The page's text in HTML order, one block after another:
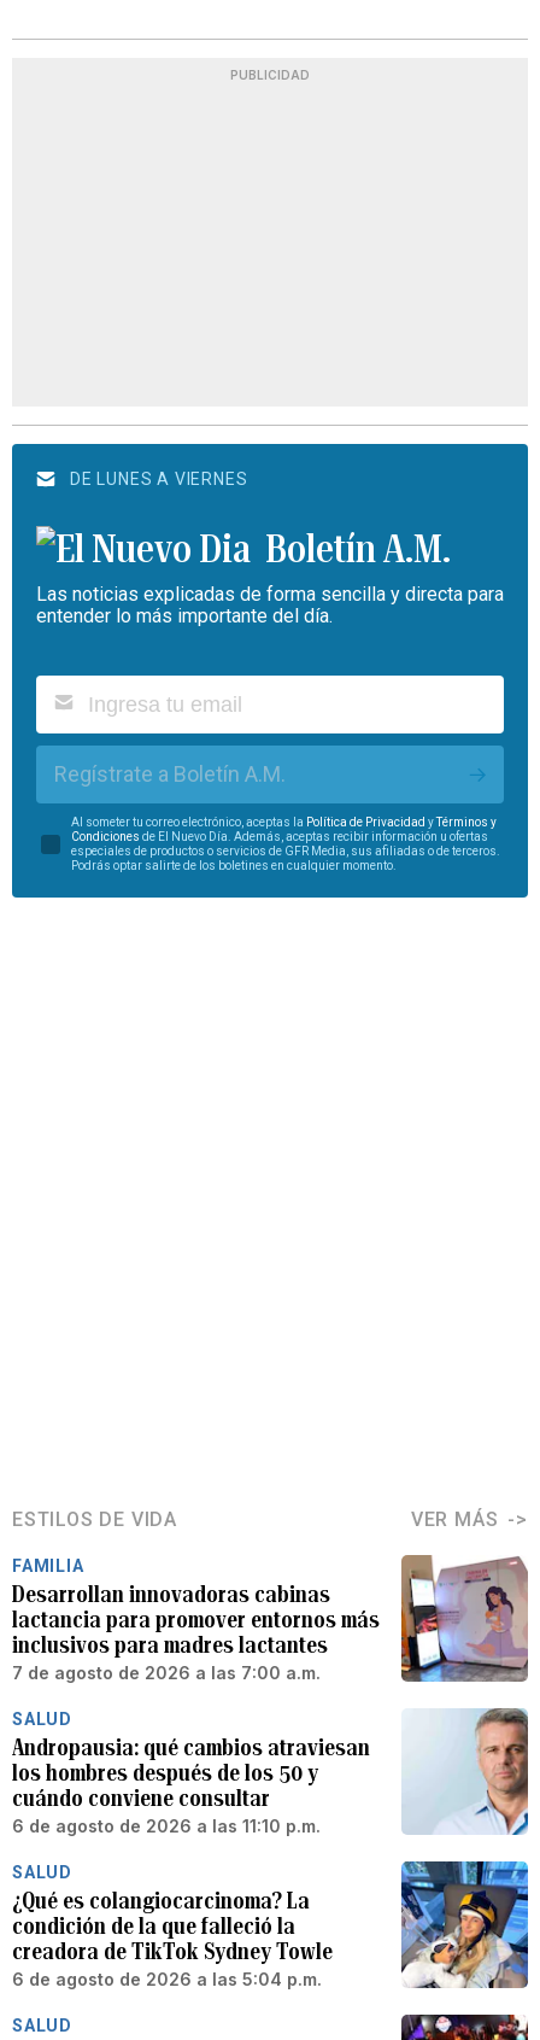
PUBLICIDAD
DE LUNES A VIERNES
Boletín A.M.
Las noticias explicadas de forma sencilla y directa para
entender lo más importante del día.
Regístrate a Boletín A.M.
Al someter tu correo electrónico, aceptas la Política de Privacidad yTérminos y
Condiciones de El Nuevo Día. Además, aceptas recibir información u ofertas
especiales de productos o servicios de GFR Media, sus afiliadas o de terceros.
Podrás optar salirte de los boletines en cualquier momento.
ESTILOS DE VIDA VER MÁS
FAMILIA
Desarrollan innovadoras cabinas
lactancia para promover entornos más
inclusivos para madres lactantes
7 de agosto de 2026 a las 7:00 a.m.
SALUD
Andropausia: qué cambios atraviesan
los hombres después de los 50 y
cuándo conviene consultar
6 de agosto de 2026 a las 11:10 p.m.
SALUD
¿Qué es colangiocarcinoma? La
condición de la que falleció la
creadora de TikTok Sydney Towle
6 de agosto de 2026 a las 5:04 p.m.
SALUD